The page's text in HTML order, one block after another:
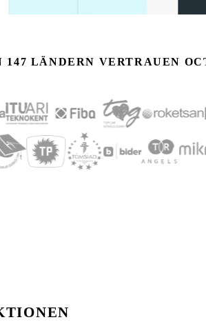
LÄNDERN VERTRAUEN